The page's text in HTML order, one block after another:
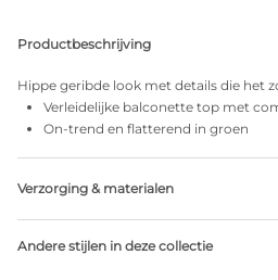
Productbeschrijving
Hippe geribde look met details die het
Verleidelijke balconette top met
On-trend en flatterend in groen
Verzorging & materialen
Niet bleken
Andere stijlen in deze collectie